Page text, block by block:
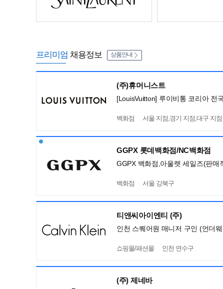
프리미엄 채용정보 상품안내
(주)휴머니스트
[LouisVuitton] 루이비통 코리아 전
백화점 서울 지점,경기 지점,대구 지점
GGPX 롯데백화점/NC백화점
GGPX 백화점,아울렛 세일즈(판매
백화점 서울 강북구
티앤씨아이엔티 (주)
인천 스퀘어원 매니저 구인 (언더
쇼핑몰/패션몰 인천 연수구
(주) 제네바